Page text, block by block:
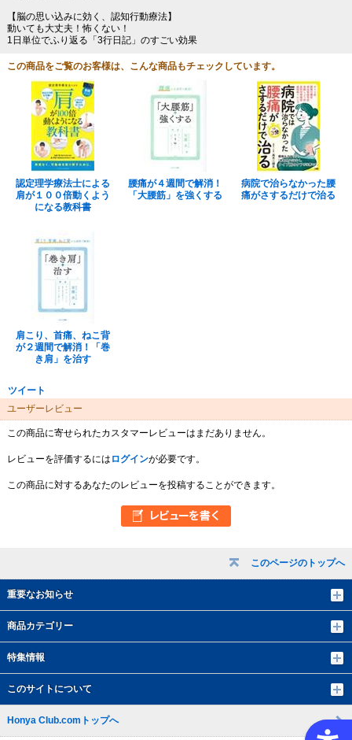
このページのトップへ
重要なお知らせ
商品カテゴリー
特集情報
このサイトについて
【脳の思い込みに効く、認知行動療法】
動いても大丈夫！怖くない！
1日単位でふり返る「3行日記」のすごい効果
この商品をご覧のお客様は、こんな商品もチェックしています。
認定理学療法士による
肩が１００倍動くよう
になる教科書
腰痛が４週間で解消！
「大腰筋」を強くする
病院で治らなかった腰
痛がさするだけで治る
肩こり、首痛、ねこ背
が２週間で解消！「巻
き肩」を治す
ツイート
ユーザーレビュー
この商品に寄せられたカスタマーレビューはまだありません。
レビューを評価するには ログインが必要です。
この商品に対するあなたのレビューを投稿することができます。
Honya Club.comトップへ